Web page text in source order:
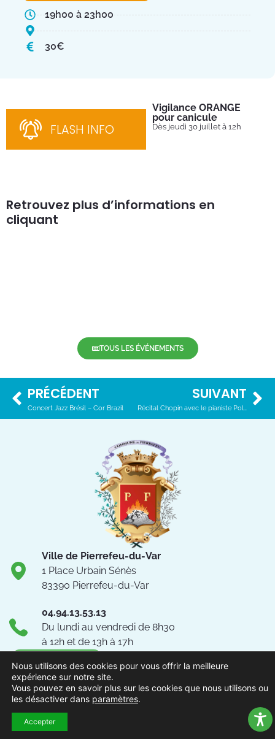
19h00 à 23h00
30€
FLASH INFO
Vigilance ORANGE
pour canicule
Dès jeudi 30 juillet à 12h
Retrouvez plus d’informations en
cliquant
TOUS LES ÉVÉNEMENTS
PRÉCÉDENT
Concert Jazz Brésil – Cor Brazil
SUIVANT
Ville de Pierrefeu-du-Var
1 Place Urbain Sénès
83390 Pierrefeu-du-Var
04.94.13.53.13
Du lundi au vendredi de 8h30
à 12h et de 13h à 17h
NOUS CONTACTER
Suivez-nous !
Nous utilisons des cookies pour vous offrir la meilleure
expérience sur notre site.
Vous pouvez en savoir plus sur les cookies que nous utilisons ou
les désactiver dans paramètres.
Accepter